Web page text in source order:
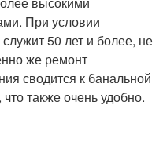
При условии
50 лет и более, не
же ремонт
сводится к банальной
также очень удобно.